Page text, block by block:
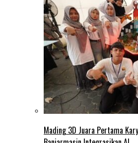
Mading 3D Juara Pertama